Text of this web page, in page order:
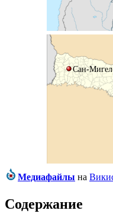
Сан-
Медиафайлы на
Содержание